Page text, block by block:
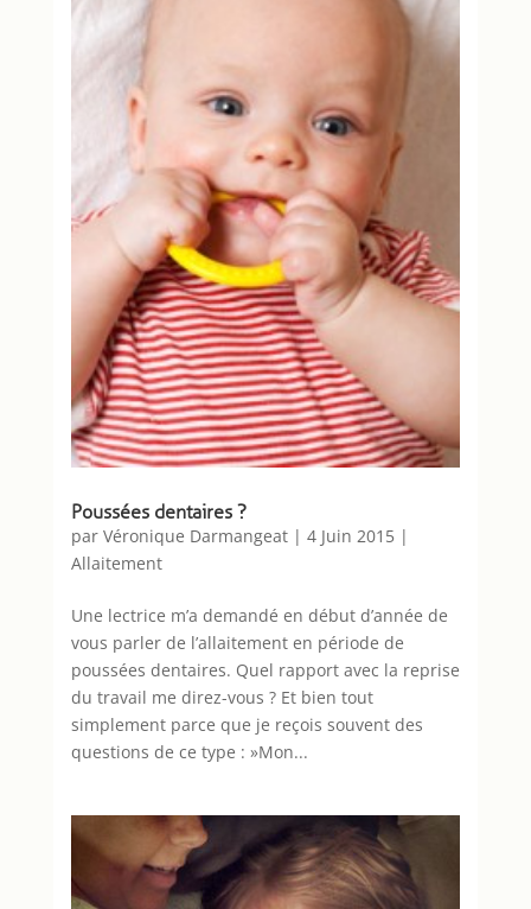
Poussées dentaires ?
par Véronique Darmangeat| 4 Juin 2015|
Allaitement
Une lectrice m’a demandé en début d’année de
vous parler de l’allaitement en période de
poussées dentaires. Quel rapport avec la reprise
du travail me direz-vous ? Et bien tout
simplement parce que je reçois souvent des
questions de ce type : »Mon...